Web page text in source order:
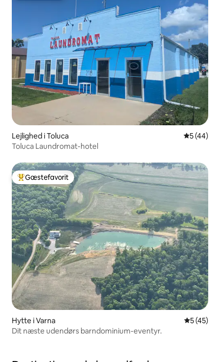
Lejlighed i Toluca 5 ud af 5 i
5 (44)
Toluca Laundromat-hotel
Bedste gæstefavorit
Gæstefavorit
Hytte i Varna 5 ud af 5 i
5 (45)
Dit næste udendørs barndominium-eventyr.